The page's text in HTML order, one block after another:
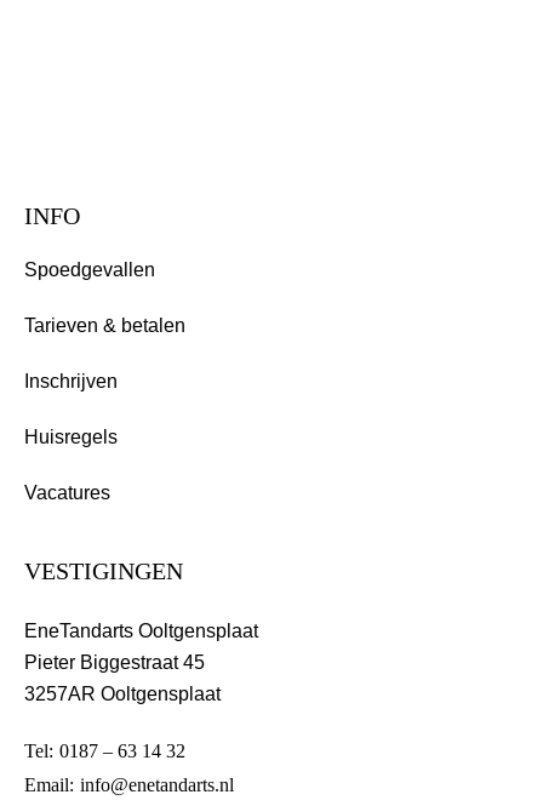
INFO
Spoedgevallen
Tarieven & betalen
Inschrijven
Huisregels
Vacatures
VESTIGINGEN
EneTandarts Ooltgensplaat
Pieter Biggestraat 45
3257AR Ooltgensplaat
Tel: 0187 – 63 14 32
Email: info@enetandarts.nl